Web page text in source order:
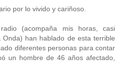
por lo vivido y cariñoso.
(acompaña mis horas, casi
han hablado de esta terrible
diferentes personas para contar
un hombre de 46 años afectado,